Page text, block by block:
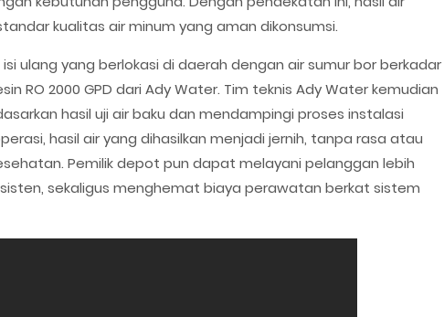
kualitas air minum yang aman dikonsumsi.
ulang yang berlokasi di daerah dengan air sumur bor berkadar
RO 2000 GPD dari Ady Water. Tim teknis Ady Water kemudian
hasil uji air baku dan mendampingi proses instalasi
hasil air yang dihasilkan menjadi jernih, tanpa rasa atau
Pemilik depot pun dapat melayani pelanggan lebih
sekaligus menghemat biaya perawatan berkat sistem